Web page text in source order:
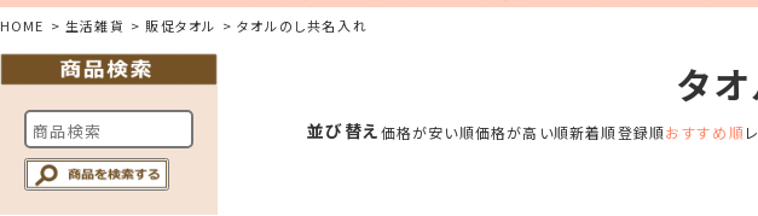
HOME 生活雑貨 販促タオル タオルのし共名入れ
タ
並び替え価格が安い順価格が高い順新着順登録順おすすめ順